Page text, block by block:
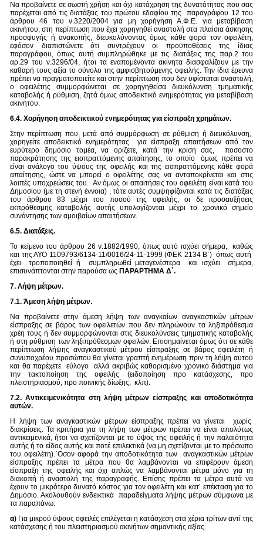
Να προβαίνετε σε σωστή χρήση και όχι κατάχρηση της δυνατότητας που σας
παρέχεται από τις διατάξεις του πρώτου εδαφίου της παραγράφου 12 του
άρθρου 46 του ν.3220/2004 για μη χορήγηση Α.Φ.Ε. για μεταβίβαση
ακινήτου, στη περίπτωση που έχει χορηγηθεί αναστολή στα πλαίσια άσκησης
προσφυγής ή ανακοπής, διευκολύνοντας όμως κάθε φορά τον οφειλέτη,
εφόσον διαπιστώνετε ότι συντρέχουν οι προϋποθέσεις της ίδιας
παραγράφου, όπως αυτή συμπληρώθηκε με τις διατάξεις της παρ.2 του
αρ.29 του ν.3296/04, ήτοι τα εναπομένοντα ακίνητα διασφαλίζουν με την
καθαρή τους αξία το σύνολο της αμφισβητούμενης οφειλής. Την ίδια έρευνα
πρέπει να πραγματοποιείτε και στην περίπτωση που δεν υφίσταται αναστολή,
ο οφειλέτης συμμορφώνεται σε χορηγηθείσα διευκόλυνση τμηματικής
καταβολής ή ρύθμιση, ζητά όμως αποδεικτικό ενημερότητας για μεταβίβαση
ακινήτου.
6.4. Χορήγηση αποδεικτικού ενημερότητας για είσπραξη χρημάτων.
Στην περίπτωση που, μετά από συμμόρφωση σε ρύθμιση ή διευκόλυνση,
χορηγείτε αποδεικτικό ενημερότητας για είσπραξη απαιτήσεων από τον
ευρύτερο δημόσιο τομέα, να ορίζετε, κατά την κρίση σας, ποσοστό
παρακράτησης της εισπραττόμενης απαίτησης, το οποίο όμως πρέπει να
είναι ανάλογο του ύψους της οφειλής και της εισπραττόμενης κάθε φορά
απαίτησης, ώστε να μπορεί ο οφειλέτης σας να ανταποκρίνεται και στις
λοιπές υποχρεώσεις του. Αν όμως οι απαιτήσεις του οφειλέτη είναι κατά του
Δημοσίου (με τη στενή έννοια) , τότε αυτές συμψηφίζονται κατά τις διατάξεις
του άρθρου 83 μέχρι του ποσού της οφειλής, οι δε προσαυξήσεις
εκπρόθεσμης καταβολής αυτής υπολογίζονται μέχρι το χρονικό σημείο
συνάντησης των αμοιβαίων απαιτήσεων.
6.5. Διατάξεις.
Το κείμενο του άρθρου 26 ν.1882/1990, όπως αυτό ισχύει σήμερα, καθώς
και της ΑΥΟ 1109793/6134-11/0016/24-11-1999 (ΦΕΚ 2134 Β΄) όπως αυτή
έχει τροποποιηθεί ή συμπληρωθεί μεταγενέστερα και ισχύει σήμερα,
επισυνάπτονται στην παρούσα ως ΠΑΡΑΡΤΗΜΑ Δ΄.
7. Λήψη μέτρων.
7.1. Άμεση λήψη μέτρων.
Να προβαίνετε στην άμεση λήψη των αναγκαίων αναγκαστικών μέτρων
είσπραξης σε βάρος των οφειλετών που δεν πληρώνουν τα ληξιπρόθεσμα
χρέη τους ή δεν συμμορφώνονται στις διευκολύνσεις τμηματικής καταβολής
ή στη ρύθμιση των ληξιπρόθεσμων οφειλών. Επισημαίνεται όμως ότι σε κάθε
περίπτωση λήψης αναγκαστικού μέτρου είσπραξης σε βάρος οφειλέτη ή
συνυποχρέου προσώπου θα γίνεται γραπτή ενημέρωση πριν τη λήψη αυτού
και θα παρέχετε εύλογο αλλά ακριβώς καθορισμένο χρονικό διάστημα για
την τακτοποίηση της οφειλής (ειδοποίηση προ κατάσχεσης, προ
πλειστηριασμού, προ ποινικής δίωξης, κλπ).
7.2. Αντικειμενικότητα στη λήψη μέτρων είσπραξης και αποδοτικότητα
αυτών.
Η λήψη των αναγκαστικών μέτρων είσπραξης πρέπει να γίνεται χωρίς
διακρίσεις. Τα κριτήρια για τη λήψη των μέτρων πρέπει να είναι απολύτως
αντικειμενικά, ήτοι να σχετίζονται με το ύψος της οφειλής ή την παλαιότητα
αυτής ή το είδος αυτής και ποτέ επιλεκτικά (να μη σχετίζονται με το πρόσωπο
του οφειλέτη).΄Οσον αφορά την αποδοτικότητα των αναγκαστικών μέτρων
είσπραξης πρέπει τα μέτρα που θα λαμβάνονται να επιφέρουν άμεση
είσπραξη της οφειλής και όχι απλώς να λαμβάνονται μέτρα μόνο για τη
διακοπή ή αναστολή της παραγραφής. Επίσης πρέπει τα μέτρα αυτά να
έχουν το μικρότερο δυνατό κόστος για τον οφειλέτη και κατ’ επέκταση για το
Δημόσιο. Ακολουθούν ενδεικτικά παραδείγματα λήψης μέτρων σύμφωνα με
τα παραπάνω:
α) Για μικρού ύψους οφειλές επιλέγεται η κατάσχεση στα χέρια τρίτων αντί της
κατάσχεσης ή του πλειστηριασμού ακινήτων σημαντικής αξίας.